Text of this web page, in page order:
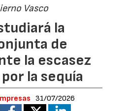
Vasco
la
de
la escasez
la sequía
31/07/2026